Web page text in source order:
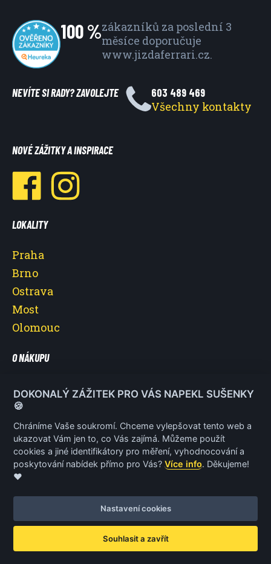
100 %zákazníků za poslední 3
měsíce doporučuje
www.jizdaferrari.cz.
NEVÍTE SI RADY? ZAVOLEJTE 603 489 469
Všechny kontakty
NOVÉ ZÁŽITKY A INSPIRACE
LOKALITY
Praha
Brno
Ostrava
Most
Olomouc
O NÁKUPU
O nás
Vše o nákupu
Reklamace a vrácení poukazu
Obchodní podmínky
Ochrana osobních údajů
© 2026 Jízda Ferrari VytvořilNet Magnet
DOKONALÝ ZÁŽITEK PRO VÁS NAPEKL SUŠENKY
🍪
Chráníme Vaše soukromí. Chceme vylepšovat tento web a
ukazovat Vám jen to, co Vás zajímá. Můžeme použít
cookies a jiné identifikátory pro měření, vyhodnocování a
poskytování nabídek přímo pro Vás?Více info. Děkujeme!
❤️
Nastavení cookies
Souhlasit a zavřít